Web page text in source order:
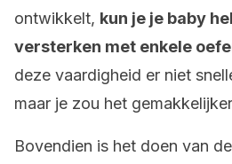
ontwikkelt, kun je je baby
versterken met enkele
deze vaardigheid er niet
maar je zou het
Bovendien is het doen van